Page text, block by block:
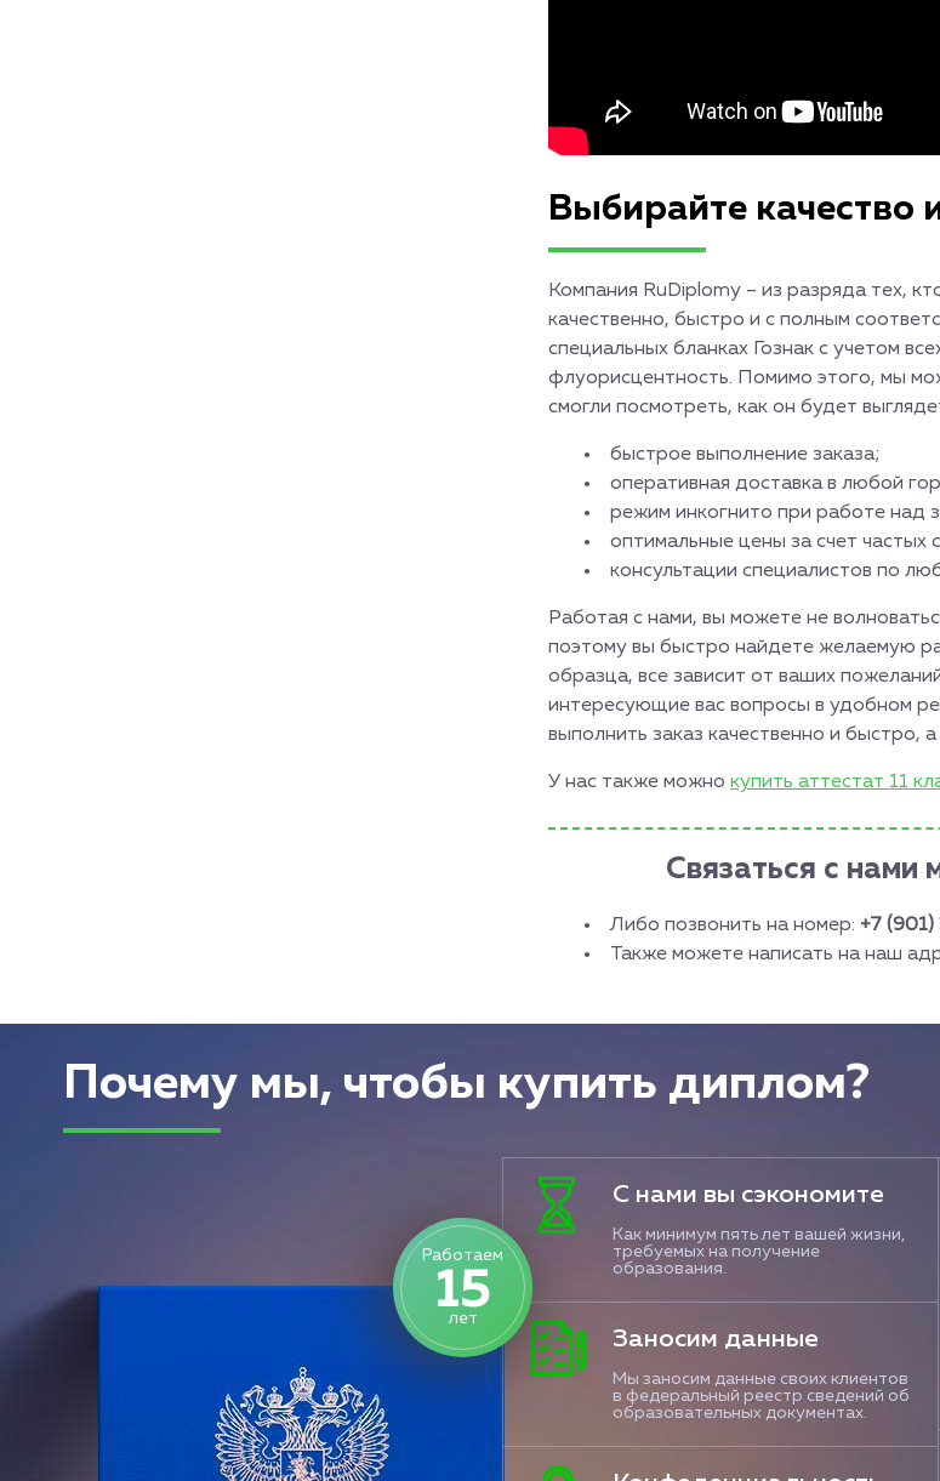
Выбирайте качество
Компания RuDiplomy – из разряда тех,
качественно, быстро и с полным
специальных бланках Гознак с учетом
флуорисцентность. Помимо этого, мы
смогли посмотреть, как он будет
быстрое выполнение заказа;
оперативная доставка в любой
режим инкогнито при работе над
оптимальные цены за счет частых
консультации специалистов по
Работая с нами, вы можете не
поэтому вы быстро найдете желаемую
образца, все зависит от ваших
интересующие вас вопросы в удобном
выполнить заказ качественно и быстро,
У нас также можно купить аттестат 11
Связаться с
Либо позвонить на номер: +7
Также можете написать на наш
Почему мы, чтобы купить диплом?
Работаем
15
лет
С нами вы сэкономите
Как минимум пять лет вашей жизни,
требуемых на получение
образования.
Заносим данные
Мы заносим данные своих клиентов
в федеральный реестр сведений об
образовательных документах.